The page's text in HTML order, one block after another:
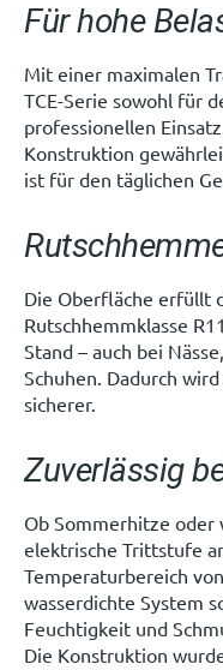
Für hohe
Mit einer maximalen
TCE-Serie sowohl für
professionellen
Konstruktion
ist für den täglichen
Die Oberfläche erfüllt
Rutschhemmklasse
Stand – auch bei
Schuhen. Dadurch
sicherer.
Zuverlässig
Ob Sommerhitze oder
elektrische Trittstufe
Temperaturbereich
wasserdichte System
Feuchtigkeit und
Die Konstruktion